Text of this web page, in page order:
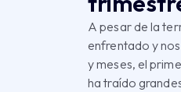
A pesar de la
enfrentado y
y meses, el
ha traído